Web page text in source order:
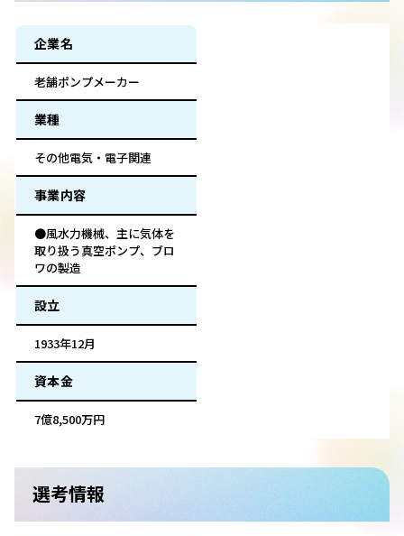
企業名
老舗ポンプメーカー
業種
その他電気・電子関連
事業内容
●風水力機械、主に気体を
取り扱う真空ポンプ、ブロ
ワの製造
設立
1933年12月
資本金
7億8,500万円
選考情報